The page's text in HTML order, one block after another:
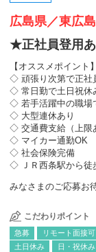
広島県／東広
★正社員登用
【オススメポ
◇ 頑張り次第で正社
◇ 常日勤で土日祝休
◇ 若手活躍中の職場
◇ 大型連休あり
◇ 交通費支給（上限
◇ マイカー通勤OK
◇ 社会保険完備
◇ ＪＲ西条駅から徒
みなさまのご応募お
こだわりポイント
急募 リモート面接可
土日休み
日・祝休み